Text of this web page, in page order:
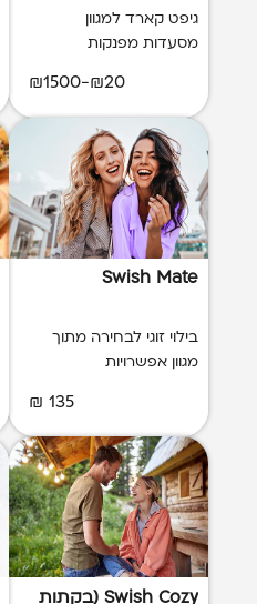
גיפט קארד למגוון
מסעדות מפנקות
₪20-₪1500
Swish Mate
בילוי זוגי לבחירה מתוך
מגוון אפשרויות
135 ₪
Swish Cozy (בקתות